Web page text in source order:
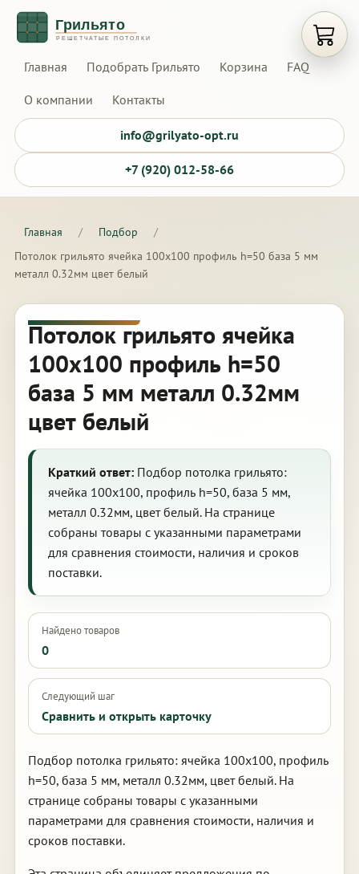
Главная Подобрать Грильято Корзина FAQ
О компании Контакты
info@grilyato-opt.ru
+7 (920) 012-58-66
Главная / Подбор
/
Потолок грильято ячейка 100х100 профиль h=50 база 5 мм
металл 0.32мм цвет белый
Потолок грильято ячейка
100х100 профиль h=50
база 5 мм металл 0.32мм
цвет белый
Краткий ответ:Подбор потолка грильято:
ячейка 100х100, профиль h=50, база 5 мм,
металл 0.32мм, цвет белый. На странице
собраны товары с указанными параметрами
для сравнения стоимости, наличия и сроков
поставки.
Найдено товаров
0
Следующий шаг
Сравнить и открыть карточку
Подбор потолка грильято: ячейка 100х100, профиль
h=50, база 5 мм, металл 0.32мм, цвет белый. На
странице собраны товары с указанными
параметрами для сравнения стоимости, наличия и
сроков поставки.